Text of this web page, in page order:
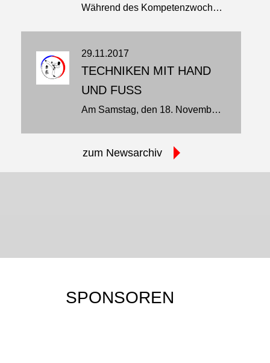
Während des Kompetenzwochenendes in Hachen fand Anfang November auch das Jugendleitermodul Erlebnispädagogik statt…
29.11.2017
TECHNIKEN MIT HAND
UND FUSS
Am Samstag, den 18. November, hat KSG Arashi e.V. Itzehoe zum Landestechniklehrgang mit Referent Peter Schillinsky, 2. Dan Jiu-Jitsu, 5. Dan Ju-Jutsu, eingeladen…
zum Newsarchiv
JU-JUTSU-SHOP
SPONSOREN